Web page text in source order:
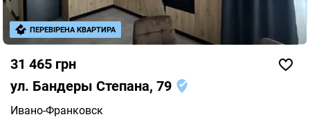
31 465 грн
ул. Бандеры Степана, 79
Ивано-Франковск
ПЕРЕВІРЕНА КВАРТИРА